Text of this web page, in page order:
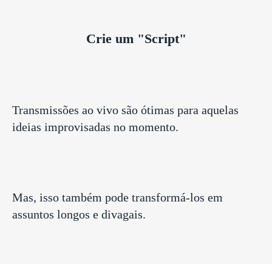
Crie um "Script"
Transmissões ao vivo são ótimas para aquelas
ideias improvisadas no momento.
Mas, isso também pode transformá-los em
assuntos longos e divagais.